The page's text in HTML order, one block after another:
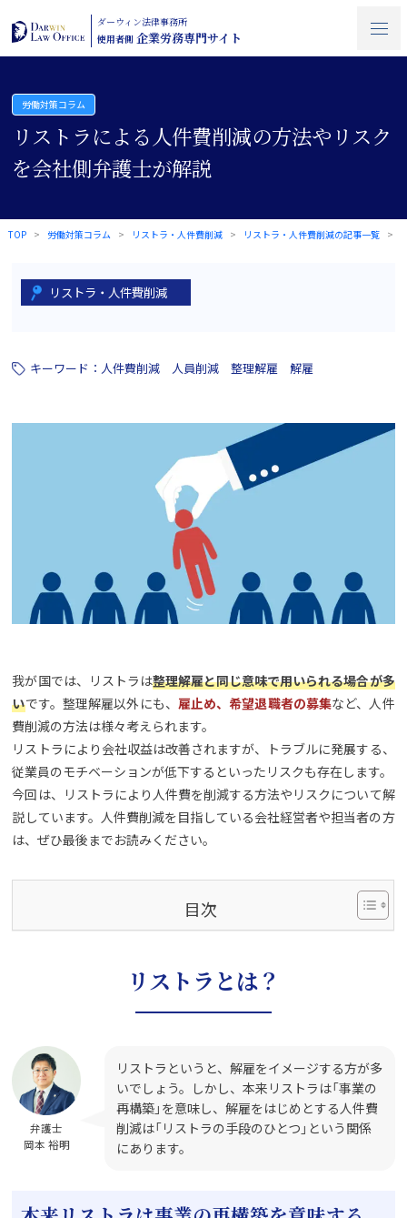
ダーウィン法律事務所
使用者側 企業労務専門サイト
労働対策コラム
リストラによる人件費削減の方法やリスク
を会社側弁護士が解説
TOP 労働対策コラム リストラ・人件費削減 リストラ・人件費削減の記事一覧
リストラ・人件費削減
キーワード： 人件費削減 人員削減 整理解雇 解雇
我が国では、リストラは整理解雇と同じ意味で用いられる場合が多
いです。整理解雇以外にも、 雇止め、希望退職者の募集など、人件
費削減の方法は様々考えられます。
リストラにより会社収益は改善されますが、トラブルに発展する、
従業員のモチベーションが低下するといったリスクも存在します。
今回は、リストラにより人件費を削減する方法やリスクについて解
説しています。人件費削減を目指している会社経営者や担当者の方
は、ぜひ最後までお読みください。
目次
リストラとは？
弁護士
岡本 裕明
リストラというと、解雇をイメージする方が多
いでしょう。しかし、本来リストラは「事業の
再構築」を意味し、解雇をはじめとする人件費
削減は「リストラの手段のひとつ」という関係
にあります。